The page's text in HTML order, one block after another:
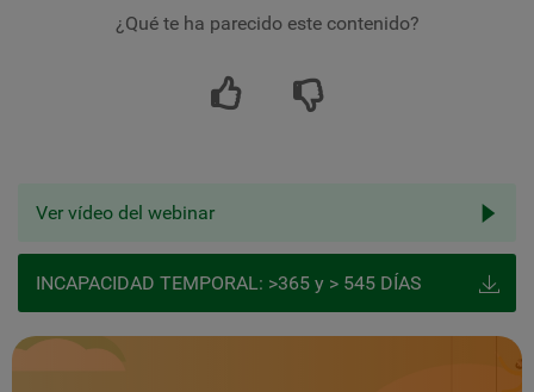
¿Qué te ha parecido este contenido?
Ver vídeo del webinar
INCAPACIDAD TEMPORAL: >365 y > 545 DÍAS